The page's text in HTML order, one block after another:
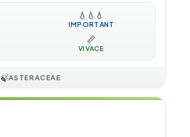
💧 💧 💧
IMPORTANT
📏
VIVACE
🍃ASTERACEAE